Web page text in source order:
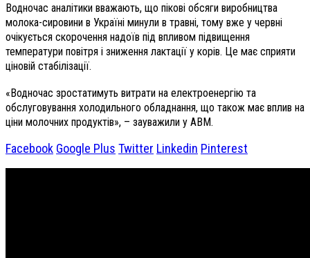
Водночас аналітики вважають, що пікові обсяги виробництва
молока-сировини в Україні минули в травні, тому вже у червні
очікується скорочення надоїв під впливом підвищення
температури повітря і зниження лактації у корів. Це має сприяти
ціновій стабілізації.
«Водночас зростатимуть витрати на електроенергію та
обслуговування холодильного обладнання, що також має вплив на
ціни молочних продуктів», – зауважили у АВМ.
Facebook Google Plus Twitter Linkedin Pinterest